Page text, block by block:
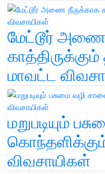
மேட்டூர் அணை
மாவட்ட
மறுபடியும்
விவசாயிகள்